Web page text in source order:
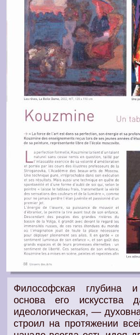
Философская глубина и
основа его искусства
идеологическая, —
строил на протяжении